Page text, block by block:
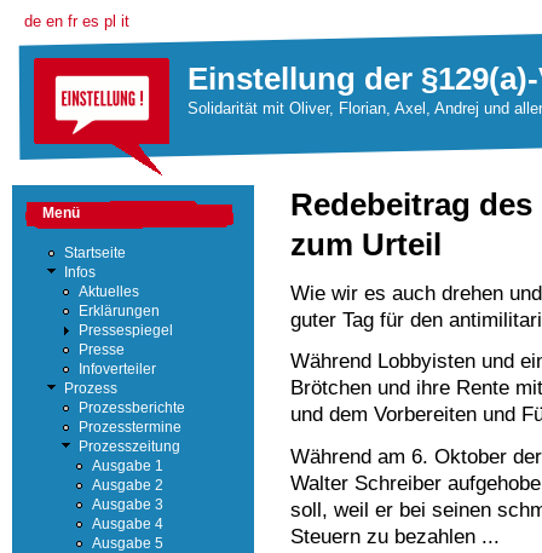
de en fr es pl it
Einstellung der
Solidarität mit Oliver, Florian, Axel, Andrej und
Redebeitrag
zum Urteil
Wie wir es auch drehen
guter Tag für den
Während Lobbyisten und
Brötchen und ihre Rente
und dem Vorbereiten und
Während am 6. Oktober
Walter Schreiber
soll, weil er bei seinen
Steuern zu bezahlen ...
Menü
Startseite
Infos
Aktuelles
Erklärungen
Pressespiegel
Presse
Infoverteiler
Prozess
Prozessberichte
Prozesstermine
Prozesszeitung
Ausgabe 1
Ausgabe 2
Ausgabe 3
Ausgabe 4
Ausgabe 5